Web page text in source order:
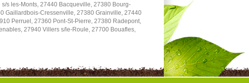
s les-Monts, 27440 Bacqueville, 27380 Bourg-
Gaillardbois-Cressenville, 27380 Grainville, 27440
Perruel, 27360 Pont-St-Pierre, 27380 Radepont,
27940 Villers s/le-Roule, 27700 Bouafles,